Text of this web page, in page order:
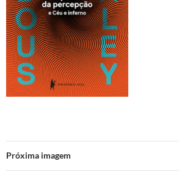
Próxima imagem